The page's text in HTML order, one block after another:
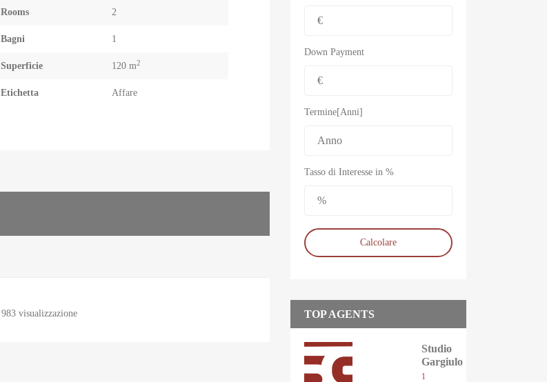
Rooms 2
Bagni 1
Superficie 120 m2
Etichetta Affare
983 visualizzazione
Down Payment
Termine[Anni]
Tasso di Interesse in %
Calcolare
TOP AGENTS
Studio
Gargiulo
1